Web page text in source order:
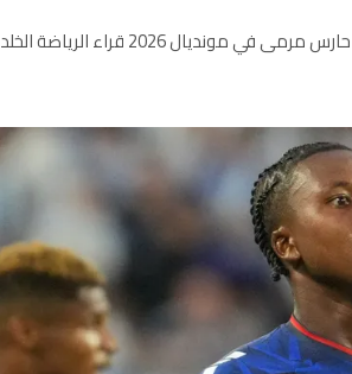
فاز الحارس الإسباني أوناي سيمون بجائزة أفضل حارس مرمى في مونديال 2026 قراء الرياضة الخلد